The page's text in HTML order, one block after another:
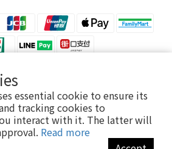
essential cookie to ensure its
tracking cookies to
interact with it. The latter will
Read more
English